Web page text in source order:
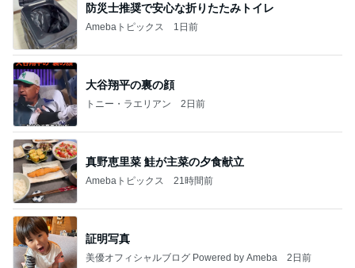
防災士推奨で安心な折りたたみトイレ
Amebaトピックス 1日前
大谷翔平の裏の顔
トニー・ラエリアン 2日前
真野恵里菜 鮭が主菜の夕食献立
Amebaトピックス 21時間前
証明写真
美優オフィシャルブログ Powered by Ameba 2日前